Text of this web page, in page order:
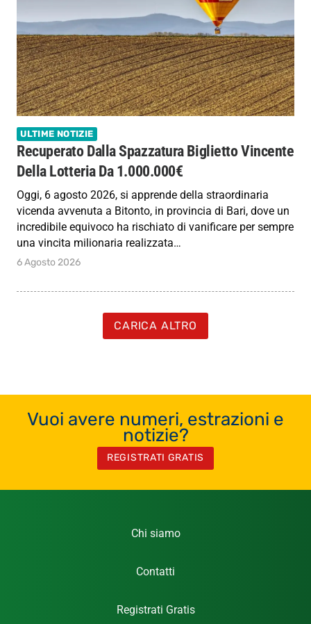
ULTIME NOTIZIE
Recuperato Dalla Spazzatura Biglietto Vincente
Della Lotteria Da 1.000.000€
Oggi, 6 agosto 2026, si apprende della straordinaria
vicenda avvenuta a Bitonto, in provincia di Bari, dove un
incredibile equivoco ha rischiato di vanificare per sempre
una vincita milionaria realizzata…
6 Agosto 2026
CARICA ALTRO
Vuoi avere numeri, estrazioni e
notizie?
REGISTRATI GRATIS
Chi siamo
Contatti
Registrati Gratis